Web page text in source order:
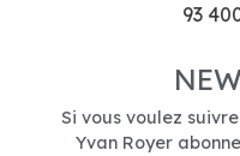
93
Si vous voulez
Yvan Royer